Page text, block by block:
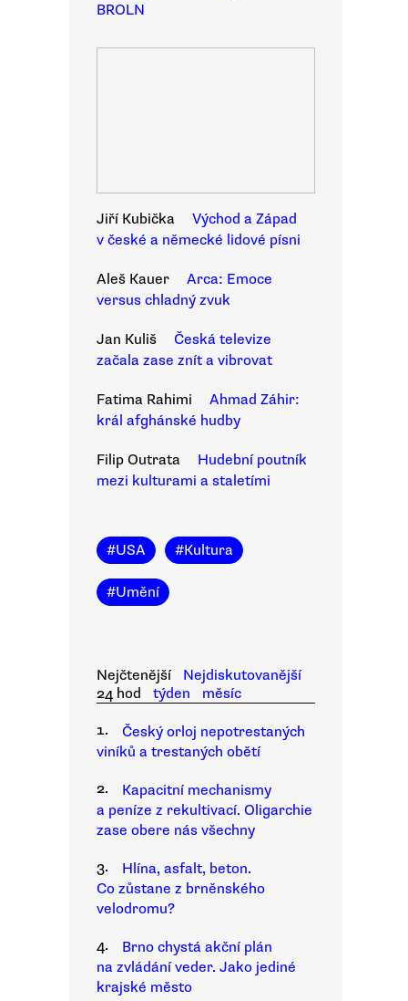
BROLN
Jiří Kubička
Východ a Západ
v české a německé lidové písni
Aleš Kauer
Arca: Emoce
versus chladný zvuk
Jan Kuliš
Česká televize
začala zase znít a vibrovat
Fatima Rahimi
Ahmad Záhir:
král afghánské hudby
Filip Outrata
Hudební poutník
mezi kulturami a staletími
#USA #Kultura
#Umění
Nejčtenější
Nejdiskutovanější
24 hod
týden
měsíc
1.
Český orloj nepotrestaných
viníků a trestaných obětí
2.
Kapacitní mechanismy
a peníze z rekultivací. Oligarchie
zase obere nás všechny
3.
Hlína, asfalt, beton.
Co zůstane z brněnského
velodromu?
4.
Brno chystá akční plán
na zvládání veder. Jako jediné
krajské město